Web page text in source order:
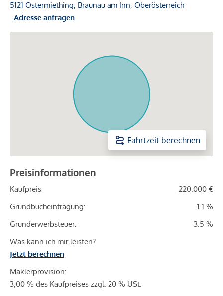
5121 Ostermiething, Braunau am Inn, Oberösterreich
Adresse anfragen
Fahrtzeit berechnen
Preisinformationen
Kaufpreis
220.000 €
Grundbucheintragung:
1.1 %
Grunderwerbsteuer:
3.5 %
Was kann ich mir leisten?
Jetzt berechnen
Maklerprovision:
3,00 % des Kaufpreises zzgl. 20 % USt.